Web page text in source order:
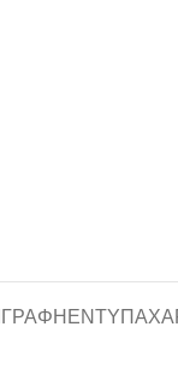
ΕΝΤΥΠΑ